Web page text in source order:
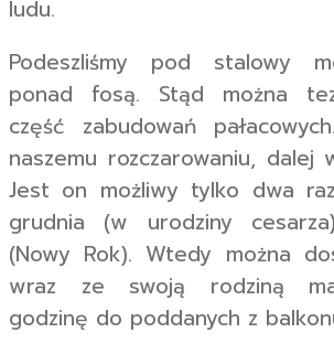
ludu.
Podeszliśmy pod stalowy
ponad fosą. Stąd można
część zabudowań
naszemu rozczarowaniu, dalej
Jest on możliwy tylko dwa
grudnia (w urodziny
(Nowy Rok). Wtedy można
wraz ze swoją rodziną
godzinę do poddanych z